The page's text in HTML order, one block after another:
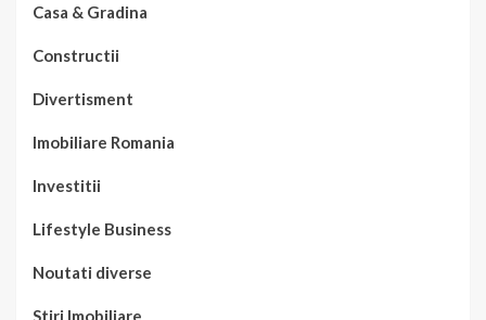
Casa & Gradina
Constructii
Divertisment
Imobiliare Romania
Investitii
Lifestyle Business
Noutati diverse
Stiri Imobiliare